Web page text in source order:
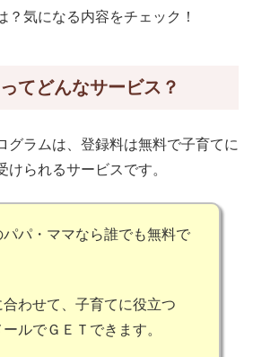
？気になる内容をチェック！
てどんなサービス？
グラムは、登録料は無料で子育てに
られるサービスです。
パパ・ママなら誰でも無料で
合わせて、子育てに役立つ
ルでＧＥＴできます。